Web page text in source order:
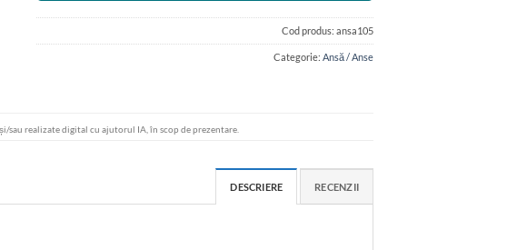
Cod produs: ansa105
Categorie: Ansă / Anse
sau realizate digital cu ajutorul IA, în scop de prezentare.
DESCRIERE RECENZII